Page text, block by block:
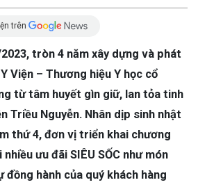
trên
tròn 4 năm xây dựng và phát
Viện – Thương hiệu Y học cổ
từ tâm huyết gìn giữ, lan tỏa tinh
Triều Nguyễn. Nhân dịp sinh nhật
thứ 4, đơn vị triển khai chương
ưu đãi SIÊU SỐC như món
đồng hành của quý khách hàng